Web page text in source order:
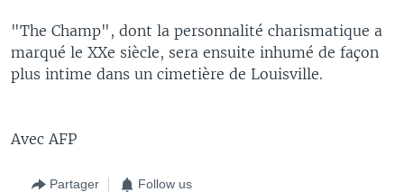
"The Champ", dont la personnalité charismatique a
marqué le XXe siècle, sera ensuite inhumé de façon
plus intime dans un cimetière de Louisville.
Avec AFP
Partager Follow us